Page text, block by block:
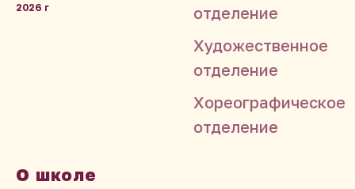
2026 г
отделение
Художественное
отделение
Хореографическое
отделение
О школе